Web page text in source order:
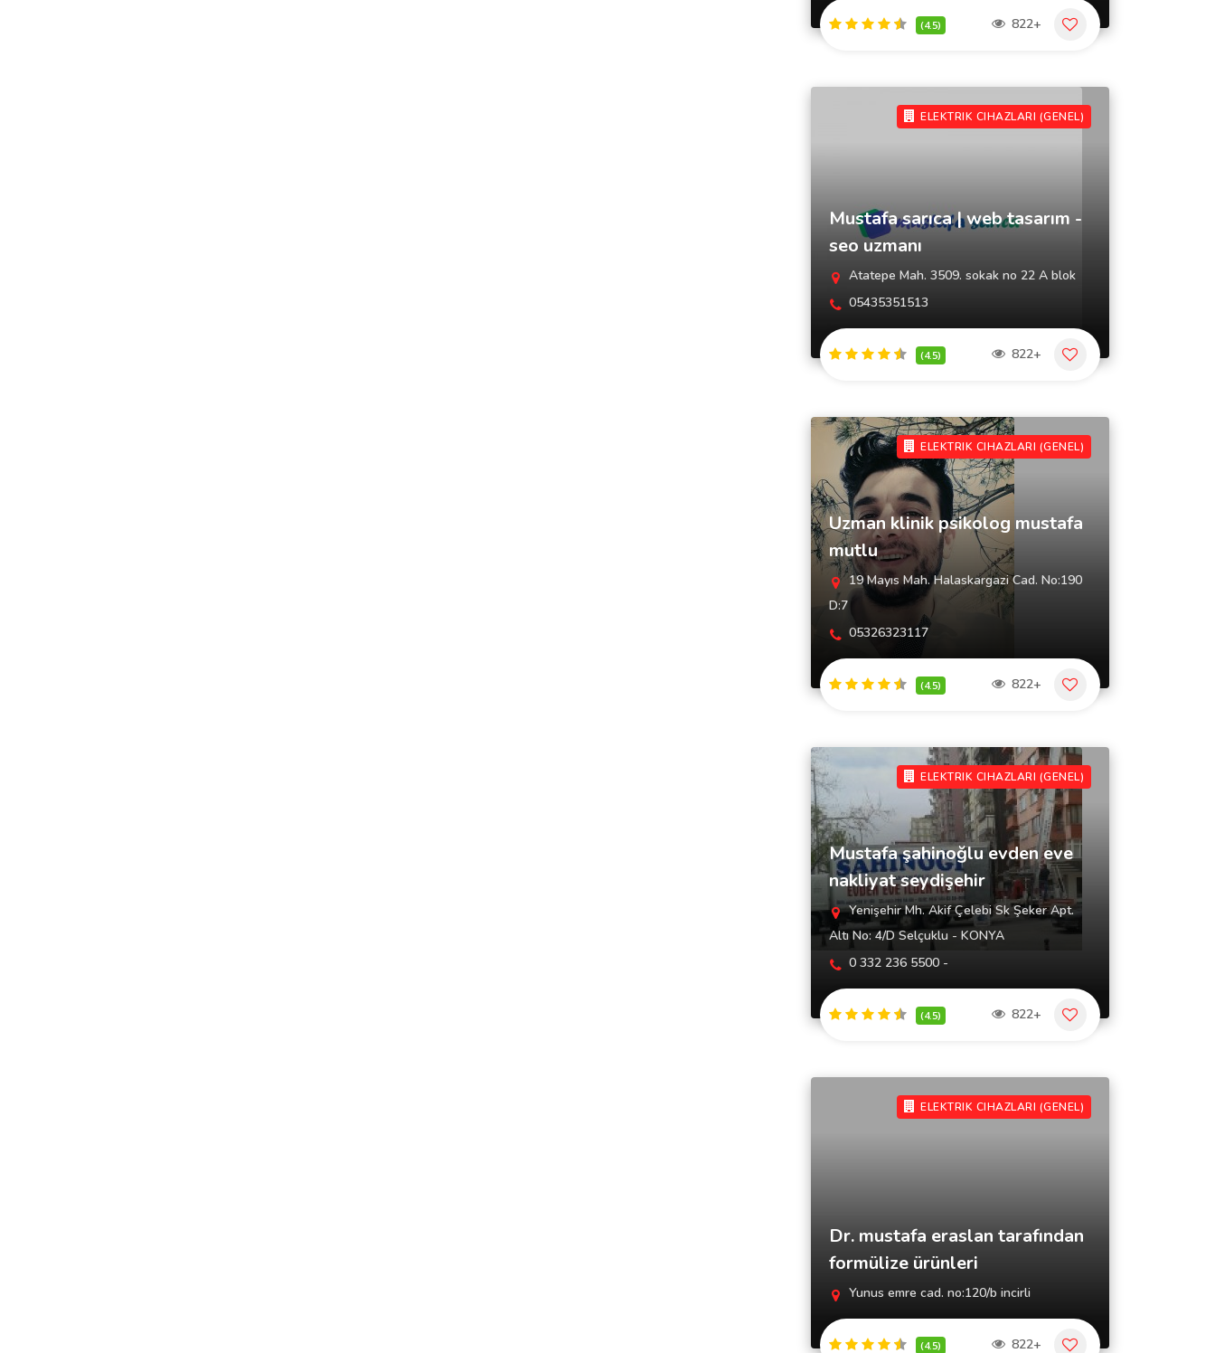
(4.5) 822+
ELEKTRIK CIHAZLARI (GENEL)
Mustafa sarıca | web tasarım -
seo uzmanı
Atatepe Mah. 3509. sokak no 22 A blok
05435351513
(4.5) 822+
ELEKTRIK CIHAZLARI (GENEL)
Uzman klinik psikolog mustafa
mutlu
19 Mayıs Mah. Halaskargazi Cad. No:190
D:7
05326323117
(4.5) 822+
ELEKTRIK CIHAZLARI (GENEL)
Mustafa şahinoğlu evden eve
nakliyat seydişehir
Yenişehir Mh. Akif Çelebi Sk Şeker Apt.
Altı No: 4/D Selçuklu - KONYA
0 332 236 5500 -
(4.5) 822+
ELEKTRIK CIHAZLARI (GENEL)
Dr. mustafa eraslan tarafından
formülize ürünleri
Yunus emre cad. no:120/b incirli
(4.5) 822+